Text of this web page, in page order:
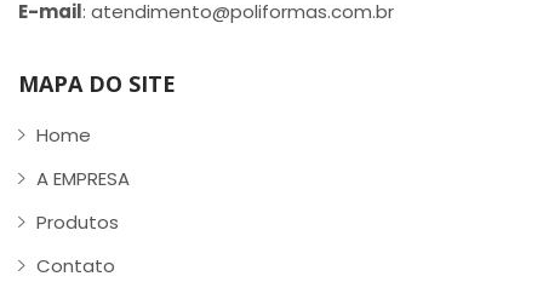
E-mail: atendimento@poliformas.com.br
MAPA DO SITE
Home
A EMPRESA
Produtos
Contato